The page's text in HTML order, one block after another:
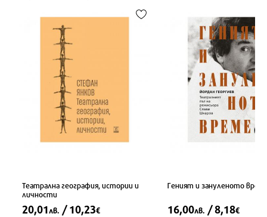
Театрална география, истории и
личности
20,01лв. / 10,23€
Геният и зануленото
16,00лв. / 8,18€